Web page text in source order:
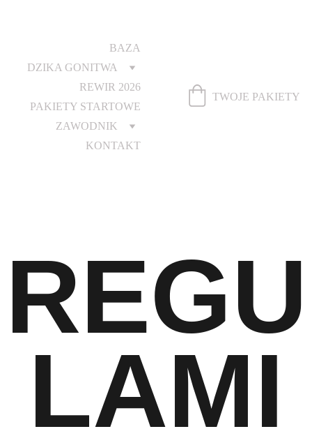
BAZA
DZIKA GONITWA
REWIR 2026
PAKIETY STARTOWE
ZAWODNIK
KONTAKT
TWOJE PAKIETY
REGU
LAMI